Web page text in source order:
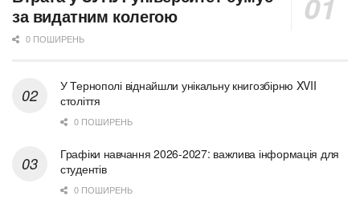
за видатним колегою
0 ПОШИРЕНЬ
У Тернополі віднайшли унікальну книгозбірню XVII
століття
0 ПОШИРЕНЬ
Графіки навчання 2026-2027: важлива інформація для
студентів
0 ПОШИРЕНЬ